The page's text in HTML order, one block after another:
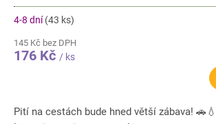
4-8 dní(43 ks)
145 Kč bez DPH
176 Kč / ks
Pití na cestách bude hned větší zábava!